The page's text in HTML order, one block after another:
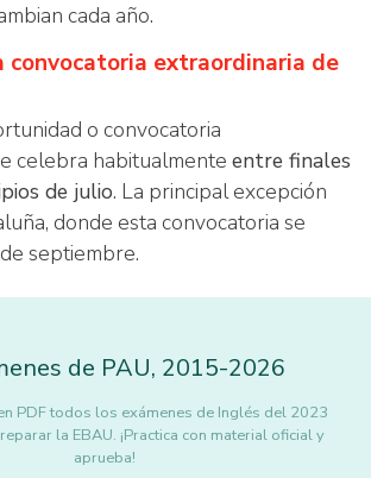
cada año.
convocatoria extraordinaria de
o convocatoria
celebra habitualmente entre finales
de julio. La principal excepción
donde esta convocatoria se
septiembre.
de PAU, 2015-2026
PDF todos los exámenes de Inglés del 2023
la EBAU. ¡Practica con material oficial y
aprueba!